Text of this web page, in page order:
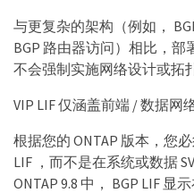
与更复杂的架构（例如，
BGP 路由器访问）相比，部
不会强制实施网络设计或拓
VIP LIF 仅涵盖前端 / 数据网络
根据您的 ONTAP 版本，您
LIF ，而不是在系统或数据
ONTAP 9.8 中， BGP LIF 显